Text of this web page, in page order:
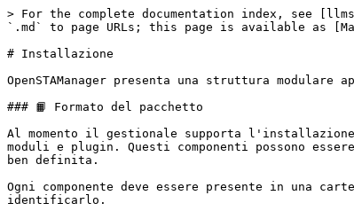
> For the complete documentation index, see
`.md` to page URLs; this page is available as
# Installazione
OpenSTAManager presenta una struttura
### 📙 Formato del pacchetto
Al momento il gestionale supporta
moduli e plugin. Questi componenti possono
ben definita.
Ogni componente deve essere presente in una
identificarlo.